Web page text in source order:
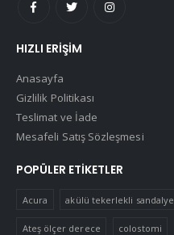
HIZLI ERIŞIM
Anasayfa
Gizlilik Politikası
Teslimat ve İade
Mesafeli Satış Sözleşmesi
POPÜLER ETIKETLER
Acura akülü tekerlekli sandalye
Ateş ölçer derece colostomi